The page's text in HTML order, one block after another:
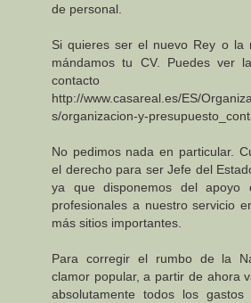
de personal.
Si quieres ser el nuevo Rey o la
mándamos tu CV. Puedes ver
http://www.casareal.es/ES/
s/organizacion-y-
No pedimos nada en particular.
el derecho para ser Jefe del
ya que disponemos del
profesionales a nuestro servicio
más sitios importantes.
Para corregir el rumbo de la
clamor popular, a partir de ahora
absolutamente todos los